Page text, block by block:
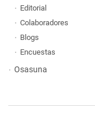
Editorial
Colaboradores
Blogs
Encuestas
Osasuna